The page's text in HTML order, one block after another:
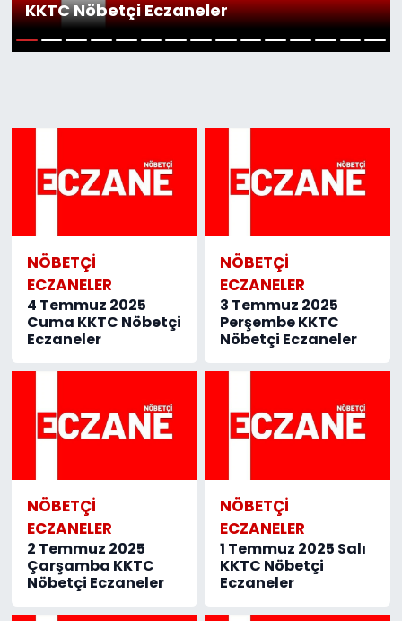
KKTC Nöbetçi Eczaneler
1
NÖBETÇI
ECZANELER
4 Temmuz 2025
Cuma KKTC Nöbetçi
Eczaneler
NÖBETÇI
ECZANELER
3 Temmuz 2025
Perşembe KKTC
Nöbetçi Eczaneler
NÖBETÇI
ECZANELER
2 Temmuz 2025
Çarşamba KKTC
Nöbetçi Eczaneler
NÖBETÇI
ECZANELER
1 Temmuz 2025 Salı
KKTC Nöbetçi
Eczaneler
KKTC YEREL SEÇİM 2018
Kültür Sanat
Moda
Nöbetçi Eczaneler
SAĞLIK
Teknoloji
TÜRKiYE